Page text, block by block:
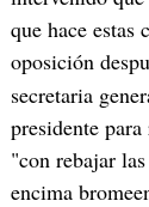
que hace estas
oposición
secretaria
presidente
"con rebajar
encima